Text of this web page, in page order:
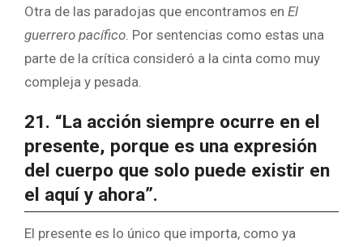
Otra de las paradojas que encontramos en El
guerrero pacífico. Por sentencias como estas una
parte de la crítica consideró a la cinta como muy
compleja y pesada.
21. “La acción siempre ocurre en el
presente, porque es una expresión
del cuerpo que solo puede existir en
el aquí y ahora”.
El presente es lo único que importa, como ya